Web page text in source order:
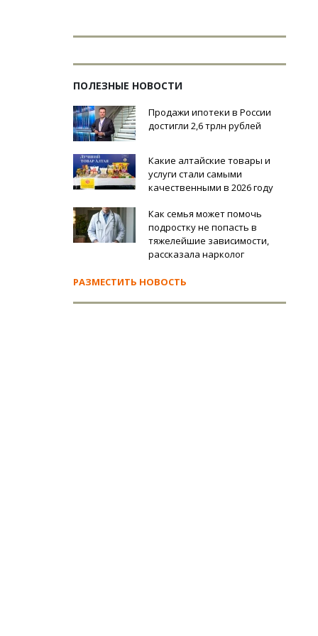
ПОЛЕЗНЫЕ НОВОСТИ
Продажи ипотеки в России
достигли 2,6 трлн рублей
Какие алтайские товары и
услуги стали самыми
качественными в 2026 году
Как семья может помочь
подростку не попасть в
тяжелейшие зависимости,
рассказала нарколог
РАЗМЕСТИТЬ НОВОСТЬ